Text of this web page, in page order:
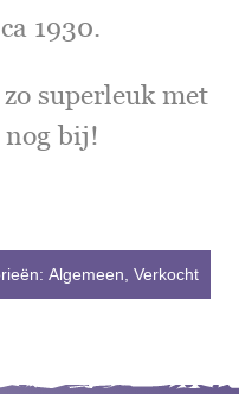
1930.
superleuk met
nog bij!
Algemeen Verkocht